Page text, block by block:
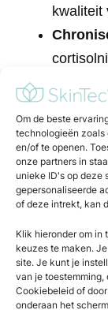
Om de beste
technologieën zoals
en/of te openen.
onze partners in
unieke ID's op deze
gepersonaliseerde
of deze intrekt, kan
Klik hieronder om in
keuzes te maken.
site. Je kunt je
van je toestemming,
Cookiebeleid of
onderaan het
kwaliteit
of
heb je
nodig?
Cellulite